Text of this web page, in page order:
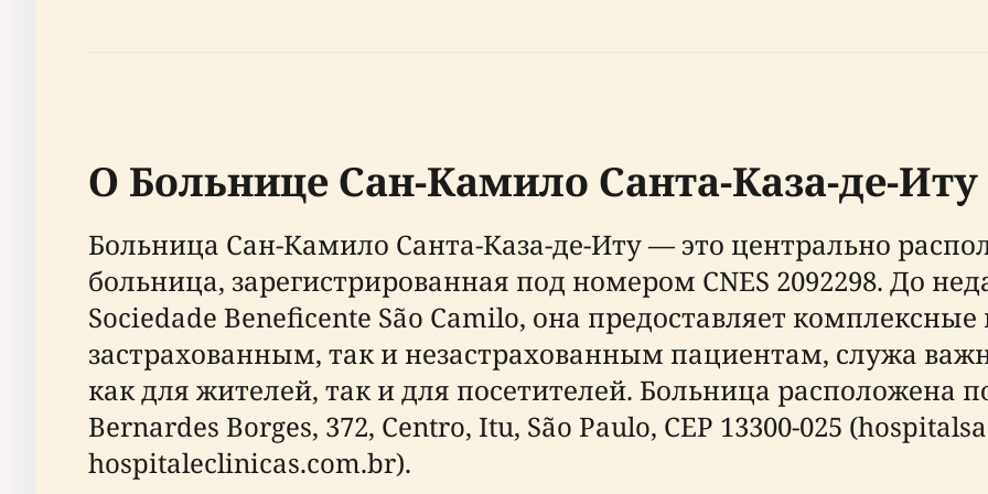
О Больнице Сан-Камило Санта-Каза-де-Иту
Больница Сан-Камило Санта-Каза-де-Иту — это центрально
больница, зарегистрированная под номером CNES 2092298. До
Sociedade Beneficente São Camilo, она предоставляет
застрахованным, так и незастрахованным пациентам, служа
как для жителей, так и для посетителей. Больница расположена
Bernardes Borges, 372, Centro, Itu, São Paulo, CEP 13300-025
hospitaleclinicas.com.br).